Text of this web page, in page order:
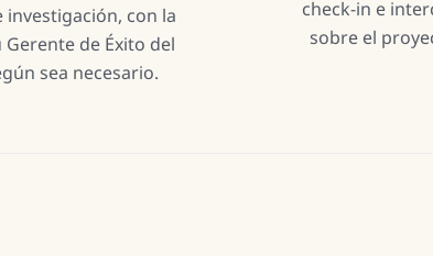
investigación, con la
de Éxito del
sea necesario.
check-in e
sobre el